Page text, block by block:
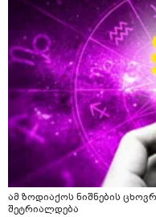
ამ ზოდიაქოს ნიშნების
შეტრიალდება